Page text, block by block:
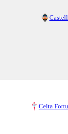
Celta